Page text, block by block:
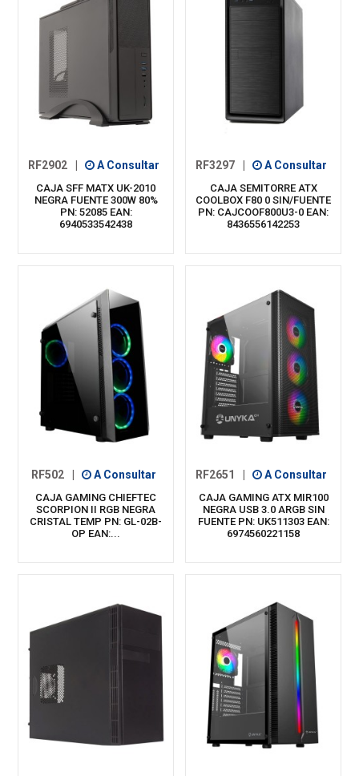
RF2902 A Consultar
CAJA SFF MATX UK-2010
NEGRA FUENTE 300W 80%
PN: 52085 EAN:
6940533542438
RF3297 A Consultar
CAJA SEMITORRE ATX
COOLBOX F80 0 SIN/FUENTE
PN: CAJCOOF800U3-0 EAN:
8436556142253
RF502 | A Consultar
CAJA GAMING CHIEFTEC
SCORPION II RGB NEGRA
CRISTAL TEMP PN: GL-02B-
OP EAN:...
RF2651 | A Consultar
CAJA GAMING ATX MIR100
NEGRA USB 3.0 ARGB SIN
FUENTE PN: UK511303 EAN:
6974560221158